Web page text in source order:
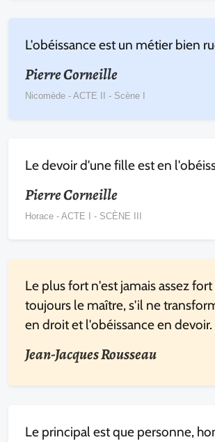
L'obéissance est un métier bien
Pierre Corneille
Nicomède - ACTE II - Scène I
Le devoir d'une fille est en
Pierre Corneille
Horace - ACTE I - SCÈNE III
Le plus fort n'est jamais assez
toujours le maître, s'il ne
en droit et l'obéissance en devoir.
Jean-Jacques Rousseau
Le principal est que personne,